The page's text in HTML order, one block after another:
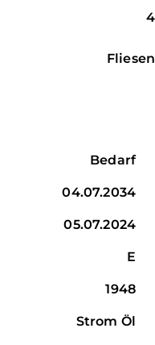
4
Fliesen
Bedarf
04.07.2034
05.07.2024
E
1948
Strom Öl